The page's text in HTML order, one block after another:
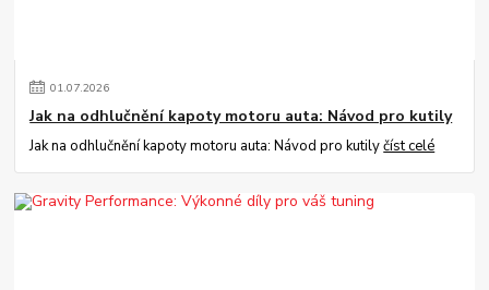
01.07.2026
Jak na odhlučnění kapoty motoru auta: Návod pro kutily
Jak na odhlučnění kapoty motoru auta: Návod pro kutilyčíst celé